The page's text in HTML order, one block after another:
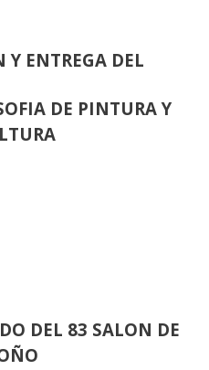
ENTREGA DEL
DE PINTURA Y
DEL 83 SALON DE